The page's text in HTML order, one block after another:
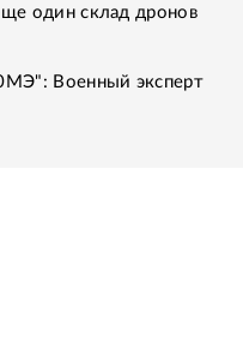
один склад дронов
Военный эксперт